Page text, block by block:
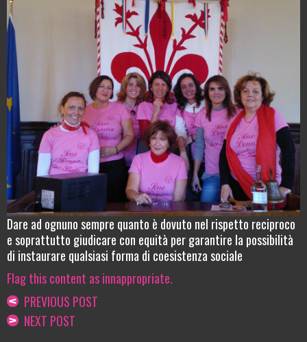
Dare ad ognuno sempre quanto è dovuto nel rispetto reciproco
e soprattutto giudicare con equità per garantire la possibilità
di instaurare qualsiasi forma di coesistenza sociale
Flag this content as innappropriate.
PREVIOUS POST
NEXT POST